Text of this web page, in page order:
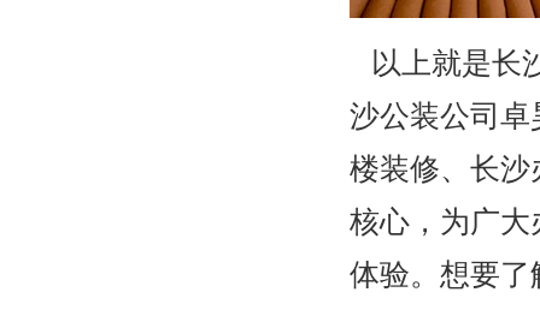
以上就是长
沙公装公司
楼装修、长
核心，为广
体验。想要